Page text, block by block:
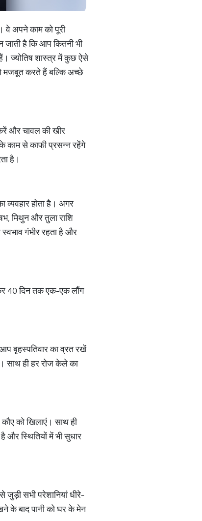
वे अपने काम को पूरी
है कि आप कितनी भी
ज्योतिष शास्त्र में कुछ ऐसे
मजबूत करते हैं बल्कि अच्छे
और चावल की खीर
काम से काफी प्रसन्न रहेंगे
है।
व्यवहार होता है। अगर
मिथुन और तुला राशि
गंभीर रहता है और
40 दिन तक एक-एक लौंग
बृहस्पतिवार का व्रत रखें
साथ ही हर रोज केले का
को खिलाएं। साथ ही
और स्थितियों में भी सुधार
जुड़ी सभी परेशानियां धीरे-
के बाद पानी को घर के मेन